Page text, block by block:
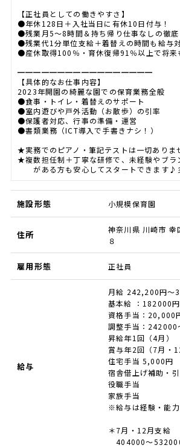
【正社員としての働きやすさ】
●年休128日＋入社当日に有休10日付与！
●残業月5〜8時間＆持ち帰り仕事なしの徹底
●残業代1分単位支給＋着替えの時間も給与対
●産休取得100％・育休復帰91％以上で将来
━━━━━━━━━━━━━━━━━
【具体的なお仕事内容】
2023年開園の綺麗な園での保育業務全般
●食事・トイレ・着替えのサポート
●室内遊びや戸外活動（お散歩）の引率
●保護者対応、行事の準備・運営
●書類業務（ICT導入で手書きナシ！）
★実務でのピアノ・筆記テストは一切ありま
★複数担任制＋丁寧な研修で、未経験やブラ
がある方も安心してスタートできます♪
施設形態 小規模保育園
住所
神奈川県 川崎市 幸
８
雇用形態 正社員
給与
月給 242,200円～
基本給 ：182000
資格手当：20,000
調整手当：
昇給年1回（4月）
賞与年2回（7月・
住宅手当 5,000円
宿舎借上げ補助・
役職手当
家族手当
※給与は経験・能
＊7月・12月支給
404000～